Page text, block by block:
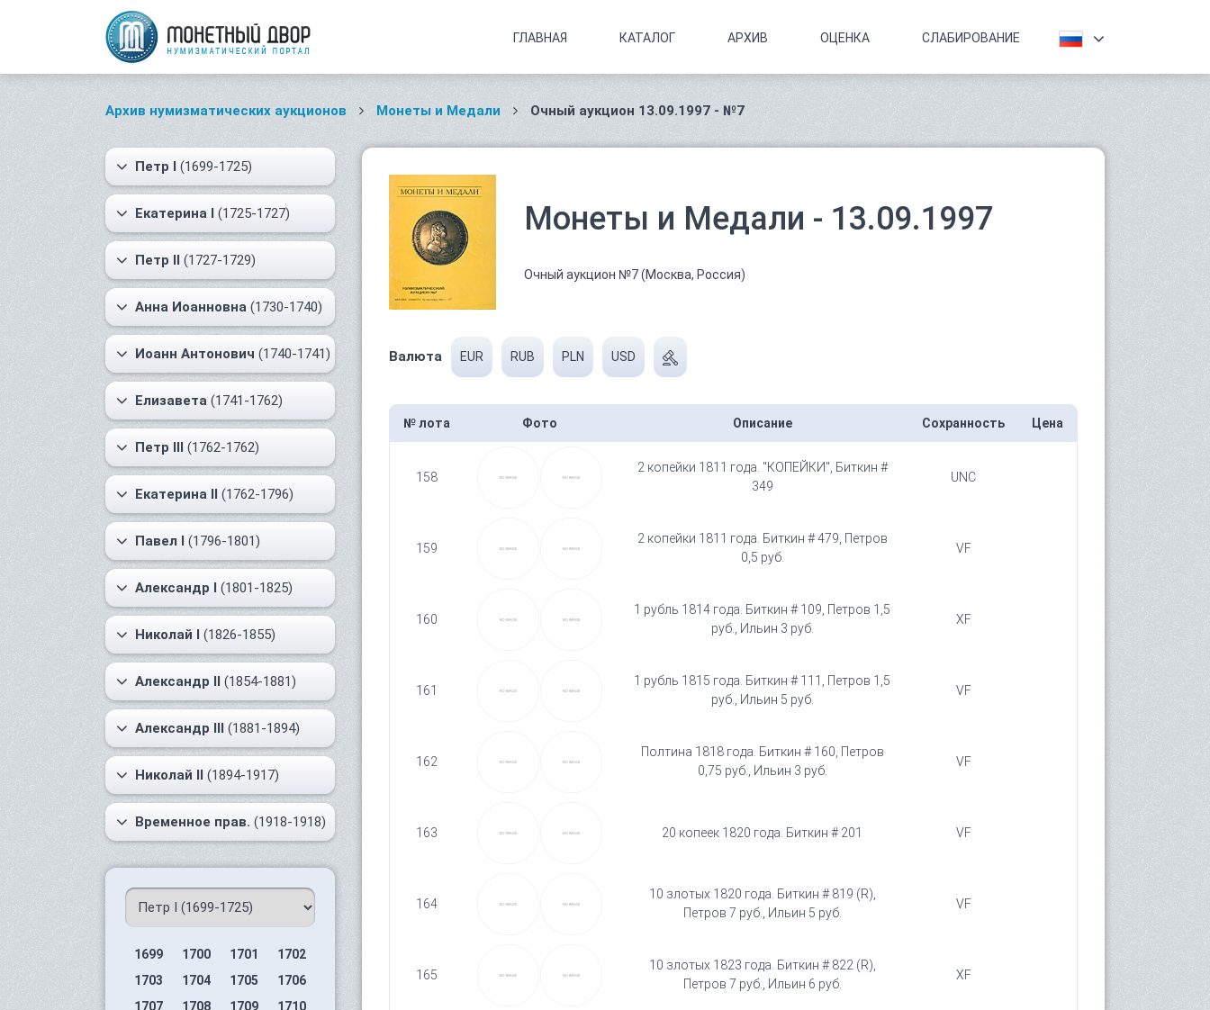
ГЛАВНАЯ КАТАЛОГ АРХИВ ОЦЕНКА СЛАБИРОВАНИЕ
Архив нумизматических аукционов Монеты и Медали Очный аукцион 13.09.1997 - №7
Петр I (1699-1725)
Екатерина I (1725-1727)
Петр II (1727-1729)
Анна Иоанновна (1730-1740)
Иоанн Антонович (1740-1741)
Елизавета (1741-1762)
Петр III (1762-1762)
Екатерина II (1762-1796)
Павел I (1796-1801)
Александр I (1801-1825)
Николай I (1826-1855)
Александр II (1854-1881)
Александр III (1881-1894)
Николай II (1894-1917)
Временное прав. (1918-1918)
1699 1700 1701
1702
1703
1704 1705
1706
1707
1708 1709
1710
Монеты и Медали - 13.09.1997
Очный аукцион №7 (Москва, Россия)
Валюта EUR RUB PLN USD
№ лота Фото Описание Сохранность Цена
158
2 копейки 1811 года. "КОПЕЙКИ", Биткин #
349
UNC
159
2 копейки 1811 года. Биткин # 479, Петров
0,5 руб.
VF
160
1 рубль 1814 года. Биткин # 109, Петров 1,5
руб., Ильин 3 руб.
XF
161
1 рубль 1815 года. Биткин # 111, Петров 1,5
руб., Ильин 5 руб.
VF
162
Полтина 1818 года. Биткин # 160, Петров
0,75 руб., Ильин 3 руб.
VF
163 20 копеек 1820 года. Биткин # 201 VF
164
10 злотых 1820 года. Биткин # 819 (R),
Петров 7 руб., Ильин 5 руб.
VF
165
10 злотых 1823 года. Биткин # 822 (R),
Петров 7 руб., Ильин 6 руб.
XF